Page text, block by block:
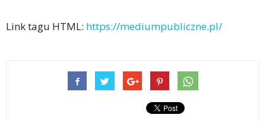
Link tagu HTML: https://mediumpubliczne.pl/